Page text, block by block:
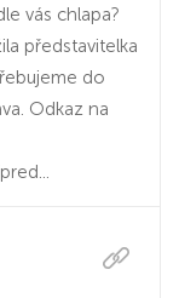
vás chlapa?
představitelka
do
Odkaz na